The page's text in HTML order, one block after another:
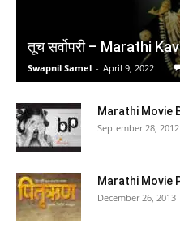
Courage To Be Disliked,
change your life and
(45523003 (as of
तूच सर्वोपरी – Marathi
Swapnil Samel - April 9, 2022
Marathi Movie
September 28, 2012
Marathi Movie
December 26, 2013